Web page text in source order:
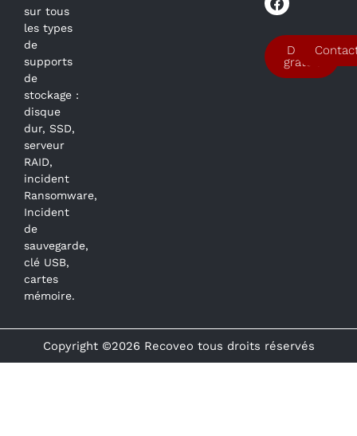
sur tous
les types
de
supports
de
stockage :
disque
dur, SSD,
serveur
RAID,
incident
Ransomware,
Incident
de
sauvegarde,
clé USB,
cartes
mémoire.
Devis
gratuit
Copyright ©2026 Recoveo tous droits réservés